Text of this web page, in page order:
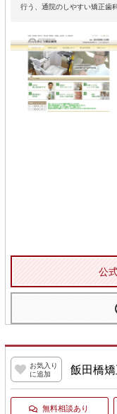
行う、通院のしやすい矯正歯
公
お気入り
に追加
飯田橋
無料相談あり